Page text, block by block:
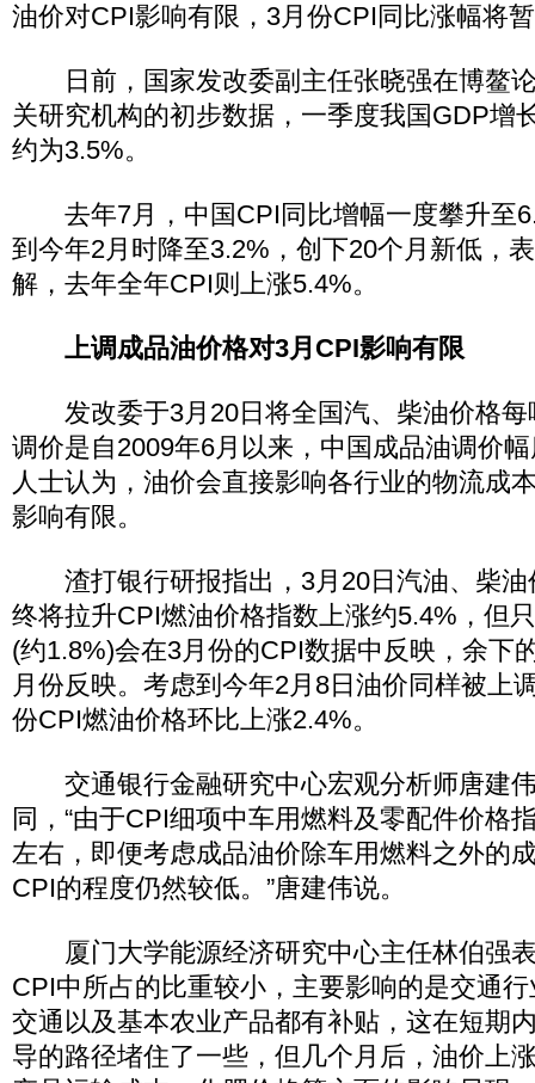
油价对CPI影响有限，3月份CPI同比涨幅将
日前，国家发改委副主任张晓强在博鳌
关研究机构的初步数据，一季度我国GDP增
约为3.5%。
去年7月，中国CPI同比增幅一度攀升至
到今年2月时降至3.2%，创下20个月新低，
解，去年全年CPI则上涨5.4%。
上调成品油价格对3月CPI影响有限
发改委于3月20日将全国汽、柴油价格每
调价是自2009年6月以来，中国成品油调价
人士认为，油价会直接影响各行业的物流成
影响有限。
渣打银行研报指出，3月20日汽油、柴油
终将拉升CPI燃油价格指数上涨约5.4%，但
(约1.8%)会在3月份的CPI数据中反映，余下
月份反映。考虑到今年2月8日油价同样被上
份CPI燃油价格环比上涨2.4%。
交通银行金融研究中心宏观分析师唐建
同，“由于CPI细项中车用燃料及零配件价格
左右，即便考虑成品油价除车用燃料之外的
CPI的程度仍然较低。”唐建伟说。
厦门大学能源经济研究中心主任林伯强
CPI中所占的比重较小，主要影响的是交通
交通以及基本农业产品都有补贴，这在短期
导的路径堵住了一些，但几个月后，油价上